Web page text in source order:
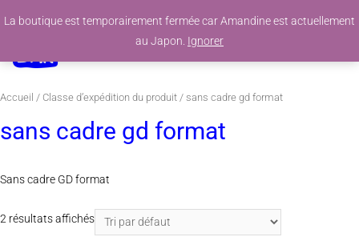
La boutique est temporairement fermée car Amandine est actuellement
au Japon. Ignorer
Accueil / Classe d’expédition du produit / sans cadre gd format
sans cadre gd format
Sans cadre GD format
2 résultats affichés